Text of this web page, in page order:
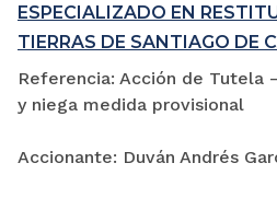
ESPECIALIZADO EN
TIERRAS DE SANTIAGO DE
Referencia: Acción de Tutela
y niega medida provisional
Accionante: Duván Andrés